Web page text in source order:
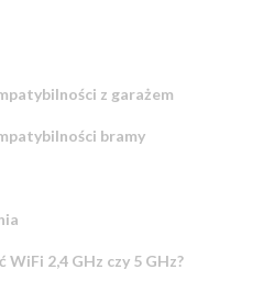
z garażem
bramy
WiFi 2,4 GHz czy 5 GHz?